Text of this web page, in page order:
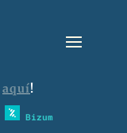
aquí!
Bizum